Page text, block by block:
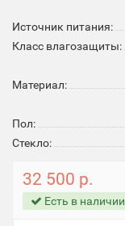
Источник питания:
Класс влагозащиты:
Материал:
Пол:
Стекло:
32 500 р.
Есть в наличии